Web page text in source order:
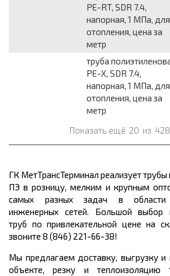
PE-RT, SDR 7.4,
напорная, 1 МПа, для
отопления, цена за
метр
труба
PE-X, SDR 7.4,
напорная, 1 МПа, для
отопления, цена за
метр
Показать ещё 20 из
ГК МетТрансТерминал реализует трубы
ПЭ в розницу, мелким и крупным
самых разных задач в области
инженерных сетей. Большой выбор
труб по привлекательной ценена
звоните 8 (846) 221-66-38!
Мы предлагаем доставку, выгрузку
объекте, резку и